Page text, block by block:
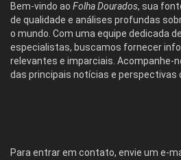
Bem-vindo ao Folha Dourados, sua
de qualidade e análises profundas
o mundo. Com uma equipe dedicada
especialistas, buscamos fornecer
relevantes e imparciais. Acompanhe-
das principais notícias e perspectivas
Para entrar em contato, envie um e-